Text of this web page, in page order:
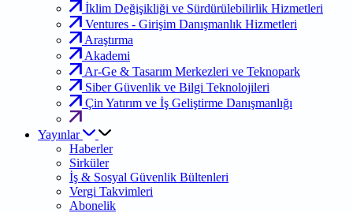
İklim Değişikliği ve Sürdürülebilirlik Hizmetleri
Ventures - Girişim Danışmanlık Hizmetleri
Araştırma
Akademi
Ar-Ge & Tasarım Merkezleri ve Teknopark
Siber Güvenlik ve Bilgi Teknolojileri
Çin Yatırım ve İş Geliştirme Danışmanlığı
Yayınlar
Haberler
Sirküler
İş & Sosyal Güvenlik Bültenleri
Vergi Takvimleri
Abonelik